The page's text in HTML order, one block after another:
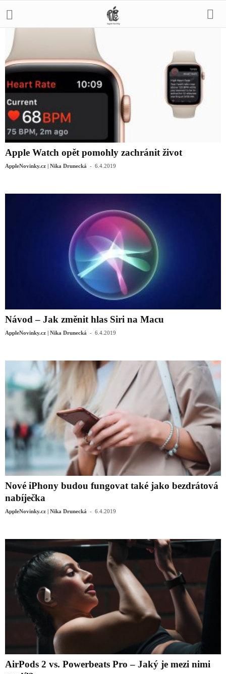
Apple Watch opět pomohly zachránit život
AppleNovinky.cz | Nika Drunecká - 6.4.2019
Návod – Jak změnit hlas Siri na Macu
AppleNovinky.cz | Nika Drunecká - 6.4.2019
Nové iPhony budou fungovat také jako bezdrátová
nabíječka
AppleNovinky.cz | Nika Drunecká - 6.4.2019
AirPods 2 vs. Powerbeats Pro – Jaký je mezi nimi